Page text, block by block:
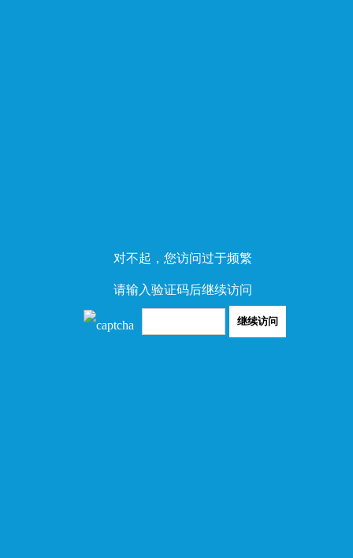
对不起，您访问过于频繁
请输入验证码后继续访问
继续访问